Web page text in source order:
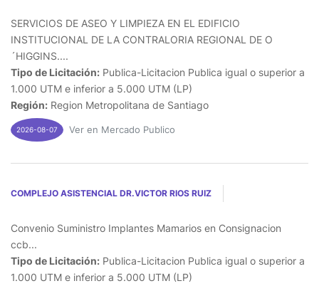
SERVICIOS DE ASEO Y LIMPIEZA EN EL EDIFICIO
INSTITUCIONAL DE LA CONTRALORIA REGIONAL DE O
´HIGGINS....
Tipo de Licitación: Publica-Licitacion Publica igual o superior a
1.000 UTM e inferior a 5.000 UTM (LP)
Región: Region Metropolitana de Santiago
2026-08-07 Ver en Mercado Publico
COMPLEJO ASISTENCIAL DR.VICTOR RIOS RUIZ
Convenio Suministro Implantes Mamarios en Consignacion
ccb...
Tipo de Licitación: Publica-Licitacion Publica igual o superior a
1.000 UTM e inferior a 5.000 UTM (LP)